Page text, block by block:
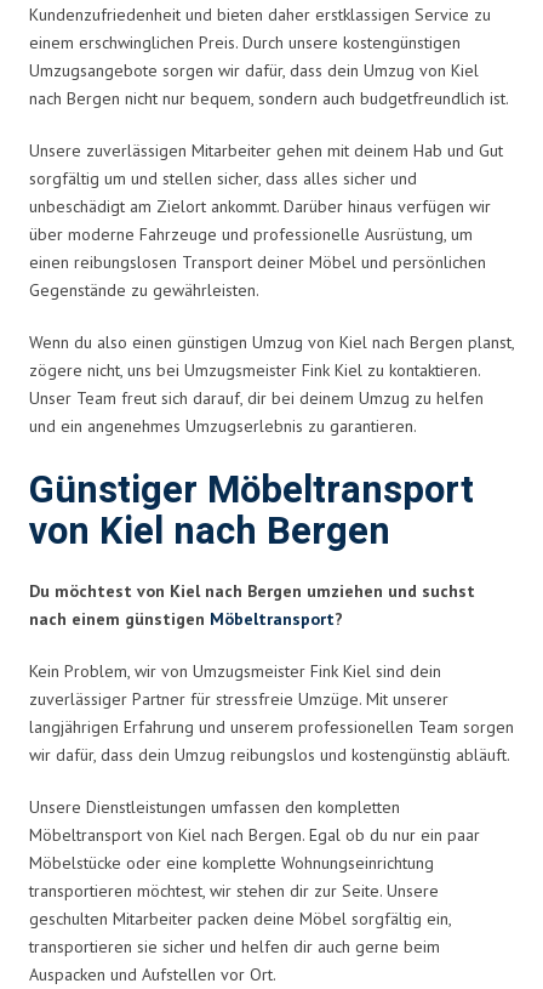
Kundenzufriedenheit und bieten daher erstklassigen Service zu
einem erschwinglichen Preis. Durch unsere kostengünstigen
Umzugsangebote sorgen wir dafür, dass dein Umzug von Kiel
nach Bergen nicht nur bequem, sondern auch budgetfreundlich ist.
Unsere zuverlässigen Mitarbeiter gehen mit deinem Hab und Gut
sorgfältig um und stellen sicher, dass alles sicher und
unbeschädigt am Zielort ankommt. Darüber hinaus verfügen wir
über moderne Fahrzeuge und professionelle Ausrüstung, um
einen reibungslosen Transport deiner Möbel und persönlichen
Gegenstände zu gewährleisten.
Wenn du also einen günstigen Umzug von Kiel nach Bergen planst,
zögere nicht, uns bei Umzugsmeister Fink Kiel zu kontaktieren.
Unser Team freut sich darauf, dir bei deinem Umzug zu helfen
und ein angenehmes Umzugserlebnis zu garantieren.
Günstiger Möbeltransport
von Kiel nach Bergen
Du möchtest von Kiel nach Bergen umziehen und suchst
nach einem günstigen Möbeltransport?
Kein Problem, wir von Umzugsmeister Fink Kiel sind dein
zuverlässiger Partner für stressfreie Umzüge. Mit unserer
langjährigen Erfahrung und unserem professionellen Team sorgen
wir dafür, dass dein Umzug reibungslos und kostengünstig abläuft.
Unsere Dienstleistungen umfassen den kompletten
Möbeltransport von Kiel nach Bergen. Egal ob du nur ein paar
Möbelstücke oder eine komplette Wohnungseinrichtung
transportieren möchtest, wir stehen dir zur Seite. Unsere
geschulten Mitarbeiter packen deine Möbel sorgfältig ein,
transportieren sie sicher und helfen dir auch gerne beim
Auspacken und Aufstellen vor Ort.